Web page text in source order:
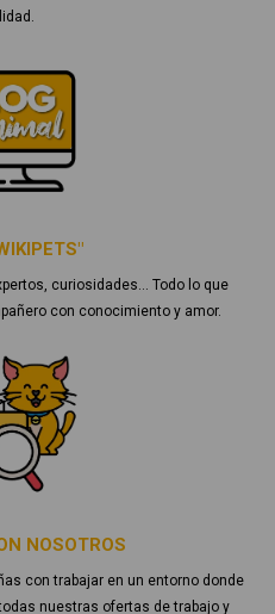
curiosidades… Todo lo que
con conocimiento y amor.
NOSOTROS
con trabajar en un entorno donde
nuestras ofertas de trabajo y